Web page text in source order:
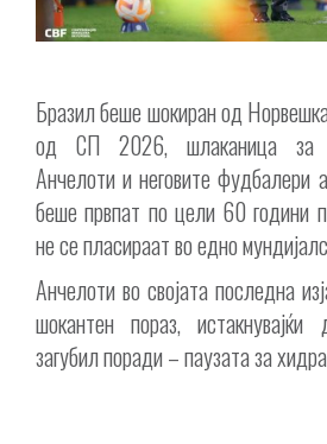
Бразил беше шокиран од
од СП 2026, шлаканица за
Анчелоти и неговите фудбалери
беше првпат по цели 60 години
не се пласираат во едно
Анчелоти во својата последна
шокантен пораз,
загубил поради – паузата за